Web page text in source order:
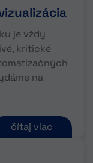
je vždy
kritické
na
čítaj viac